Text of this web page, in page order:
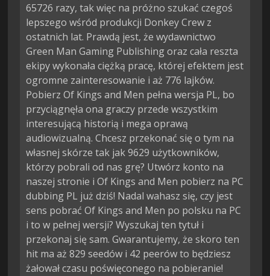
65726 razy, tak więc na próżno szukać czegoś
lepszego wśród produkcji Donkey Crew z
ostatnich lat. Prawdą jest, że wydawnictwo
Green Man Gaming Publishing oraz cała reszta
ekipy wykonała ciężką pracę, której efektem jest
ogromne zainteresowanie i aż 776 lajków.
Pobierz Of Kings and Men pełna wersja PL, bo
przyciągnęła ona graczy przede wszystkim
interesującą historią i mega oprawą
audiowizualną. Chcesz przekonać się o tym na
własnej skórze tak jak 9629 użytkowników,
którzy pobrali od nas grę? Utwórz konto na
naszej stronie i Of Kings and Men pobierz na PC
dubbing PL już dziś! Nadal wahasz się, czy jest
sens pobrać Of Kings and Men po polsku na PC
i to w pełnej wersji? Wyszukaj ten tytuł i
przekonaj się sam. Gwarantujemy, że skoro ten
hit ma aż 829 seedów i 42 peerów to będziesz
żałował czasu poświęconego na pobieranie!